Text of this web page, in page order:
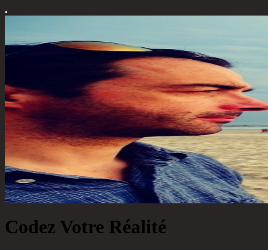
Codez Votre Réalité